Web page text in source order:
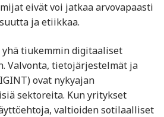
eivät voi jatkaa arvovapaasti
ja etiikkaa.
yhä tiukemmin digitaaliset
Valvonta, tietojärjestelmät ja
ovat nykyajan
sektoreita. Kun yritykset
valtioiden sotilaalliset